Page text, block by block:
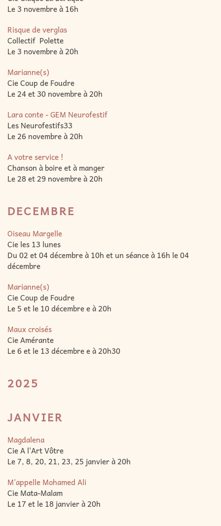
Le 3 novembre à 16h
Risque de verglas
Collectif Polette
Le 3 novembre à 20h
Marianne(s)
Cie Coup de Foudre
Le 24 et 30 novembre à 20h
Lara conte - GEM Neurofestif
Les Neurofestifs33
Le 26 novembre à 20h
A votre service !
Chanson à boire et à manger
Le 28 et 29 novembre à 20h
DECEMBRE
Oiseau Margelle
Cie les 13 lunes
Du 02 et 04 décembre à 10h et un séance à 16h le 04
décembre
Marianne(s)
Cie Coup de Foudre
Le 5 et le 10 décembre e à 20h
Maux croisés
Cie Amérante
Le 6 et le 13 décembre e à 20h30
2025
JANVIER
Magdalena
Cie A l'Art Vôtre
Le 7, 8, 20, 21, 23, 25 janvier à 20h
M'appelle Mohamed Ali
Cie Mata-Malam
Le 17 et le 18 janvier à 20h